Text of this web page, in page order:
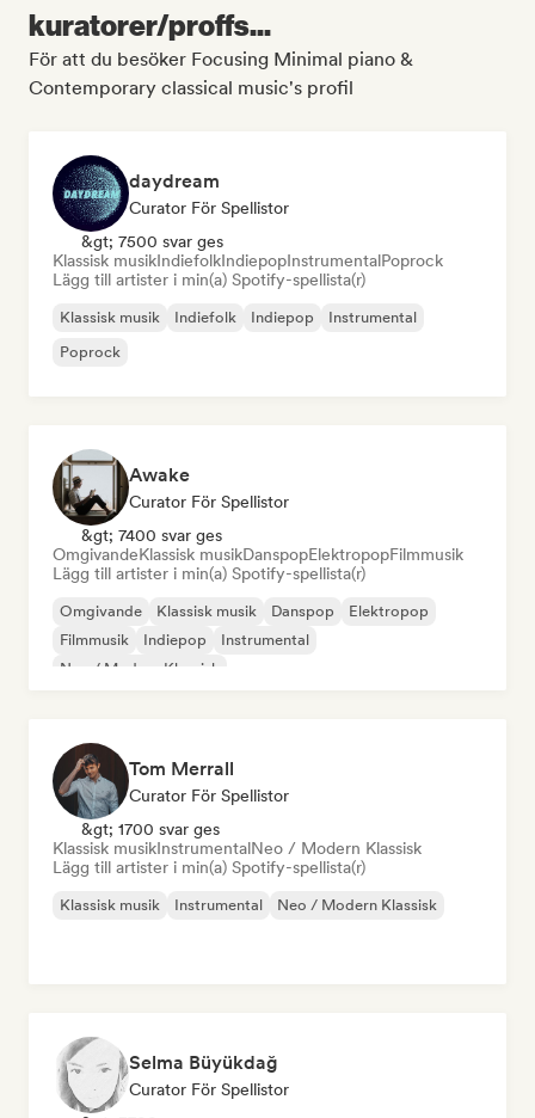
kuratorer/proffs...
För att du besöker Focusing Minimal piano &
Contemporary classical music's profil
daydream
Curator För Spellistor
&gt; 7500 svar ges
Klassisk musikIndiefolkIndiepopInstrumentalPoprock
Lägg till artister i min(a) Spotify-spellista(r)
Klassisk musik Indiefolk Indiepop
Instrumental
Poprock
Awake
Curator För Spellistor
&gt; 7400 svar ges
OmgivandeKlassisk musikDanspopElektropopFilmmusik
Lägg till artister i min(a) Spotify-spellista(r)
Omgivande Klassisk musik Danspop
Elektropop
Filmmusik
Indiepop
Instrumental
Neo / Modern Klassisk
Tom Merrall
Curator För Spellistor
&gt; 1700 svar ges
Klassisk musikInstrumentalNeo / Modern Klassisk
Lägg till artister i min(a) Spotify-spellista(r)
Klassisk musik Instrumental Neo / Modern Klassisk
Selma Büyükdağ
Curator För Spellistor